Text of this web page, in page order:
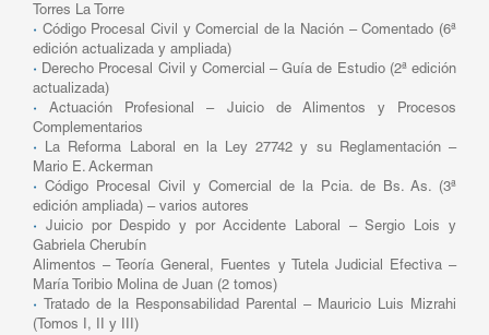
Torres La Torre
· Código Procesal Civil y Comercial de la Nación – Comentado (6ª
edición actualizada y ampliada)
· Derecho Procesal Civil y Comercial – Guía de Estudio (2ª edición
actualizada)
·Actuación Profesional – Juicio de Alimentos y Procesos
Complementarios
· La Reforma Laboral en la Ley 27742 y su Reglamentación –
Mario E. Ackerman
· Código Procesal Civil y Comercial de la Pcia. de Bs. As. (3ª
edición ampliada) – varios autores
· Juicio por Despido y por Accidente Laboral – Sergio Lois y
Gabriela Cherubín
Alimentos – Teoría General, Fuentes y Tutela Judicial Efectiva –
María Toribio Molina de Juan (2 tomos)
·
Tratado de la Responsabilidad Parental – Mauricio Luis Mizrahi
(Tomos I, II y III)